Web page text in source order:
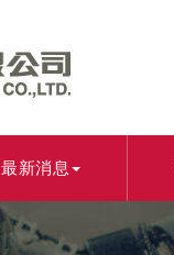
最新消息